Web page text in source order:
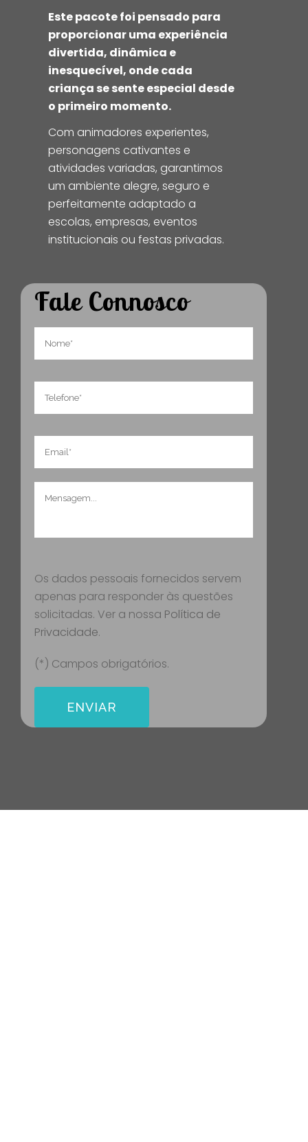
Este pacote foi pensado para
proporcionar uma experiência
divertida, dinâmica e
inesquecível, onde cada
criança se sente especial desde
o primeiro momento.
Com animadores experientes,
personagens cativantes e
atividades variadas, garantimos
um ambiente alegre, seguro e
perfeitamente adaptado a
escolas, empresas, eventos
institucionais ou festas privadas.
Fale Connosco
Os dados pessoais fornecidos servem
apenas para responder às questões
solicitadas. Ver a nossa Política de
Privacidade.
(*) Campos obrigatórios.